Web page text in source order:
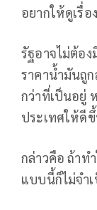
อยากให้ดูเรื่อง
รัฐอาจไม่ต้อ
ราคาน้ำมันถูก
กว่าที่เป็นอยู่
ประเทศให้ดี
กล่าวคือ ถ้าท
แบบนี้ก็ไม่จำ